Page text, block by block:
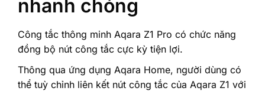
nhanh chóng
Công tắc thông minh Aqara Z1 Pro có chức năng
đồng bộ nút công tắc cực kỳ tiện lợi.
Thông qua ứng dụng Aqara Home, người dùng có
thể tuỳ chỉnh liên kết nút công tắc của Aqara Z1 với